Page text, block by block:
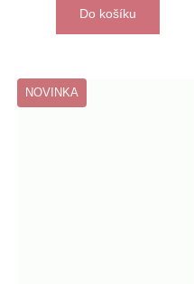
Do košíku
NOVINKA